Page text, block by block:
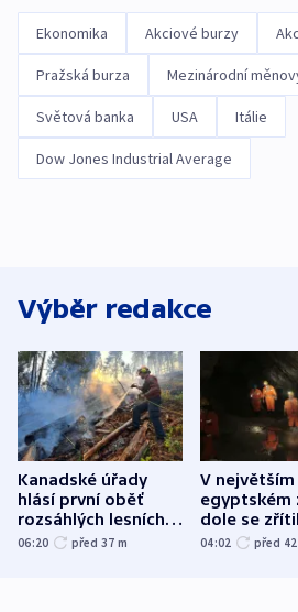
Ekonomika Akciové burzy
Pražská burza Mezinárodní
Světová banka USA Itálie
Dow Jones Industrial Average
Výběr redakce
Kanadské úřady
hlásí první oběť
rozsáhlých lesních
požárů
06:20 před 37 m
V největším
egyptském
dole se
hornina,
04:02 před 42